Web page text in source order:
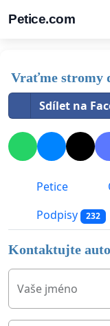
Petice.com
Vraťme stromy
Sdílet na
Petice
Podpisy 232
Kontaktujte
Vaše jméno